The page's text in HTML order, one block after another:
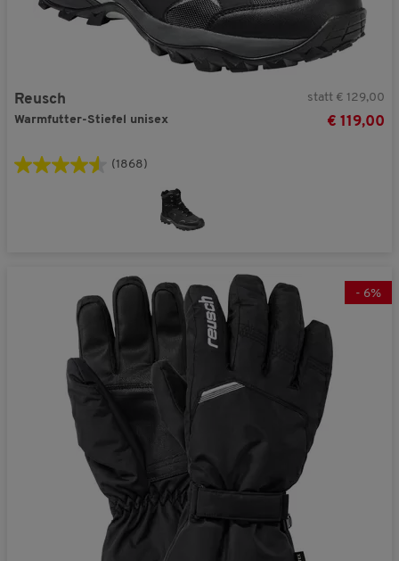
Reusch
Warmfutter-Stiefel unisex
statt € 129,00
€ 119,00
(1868)
- 6%